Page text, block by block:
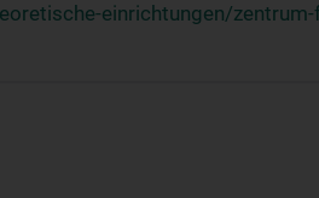
einrichtungen/